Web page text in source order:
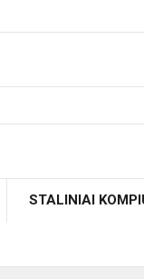
STALINIAI